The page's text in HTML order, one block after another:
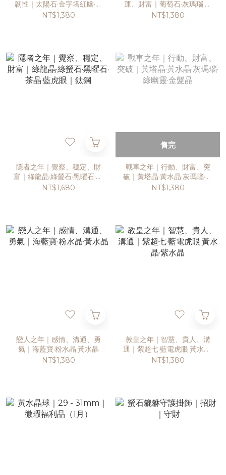
韌性｜太陽石·金字塔紅幽·紅
膠花·黃水晶
NT$1,380
運、財富｜葡萄石·灰瑪瑙·茶
晶
NT$1,380
隱者之年｜覺察、穩定、財
富｜綠龍晶·綠螢石·黑曜石·茶
晶·藍虎眼｜鈦鋼
NT$1,680
售完
戰車之年｜行動、財富、突
破｜黃塔晶·黃水晶·灰瑪瑙·綠
幽靈·金髮晶
NT$1,380
戀人之年｜感情、溝通、勇
氣｜海藍寶·粉水晶·黃水晶
NT$1,380
教皇之年｜智慧、貴人、溝
通｜紫超七·藍電虎眼·黃水晶·
紫水晶
NT$1,380